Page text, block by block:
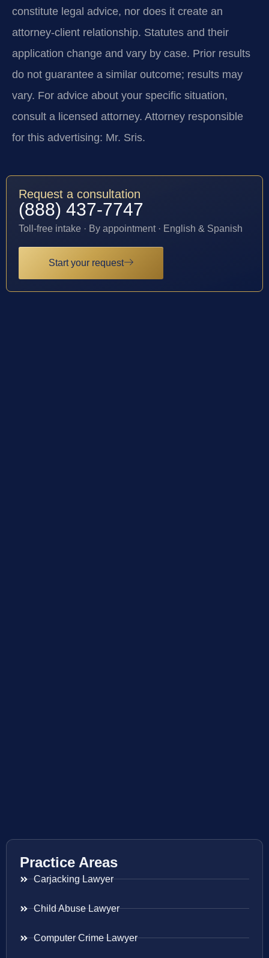
constitute legal advice, nor does it create an
attorney-client relationship. Statutes and their
application change and vary by case. Prior results
do not guarantee a similar outcome; results may
vary. For advice about your specific situation,
consult a licensed attorney. Attorney responsible
for this advertising: Mr. Sris.
Request a consultation
(888) 437-7747
Toll-free intake · By appointment · English & Spanish
Start your request
Practice Areas
Carjacking Lawyer
Child Abuse Lawyer
Computer Crime Lawyer